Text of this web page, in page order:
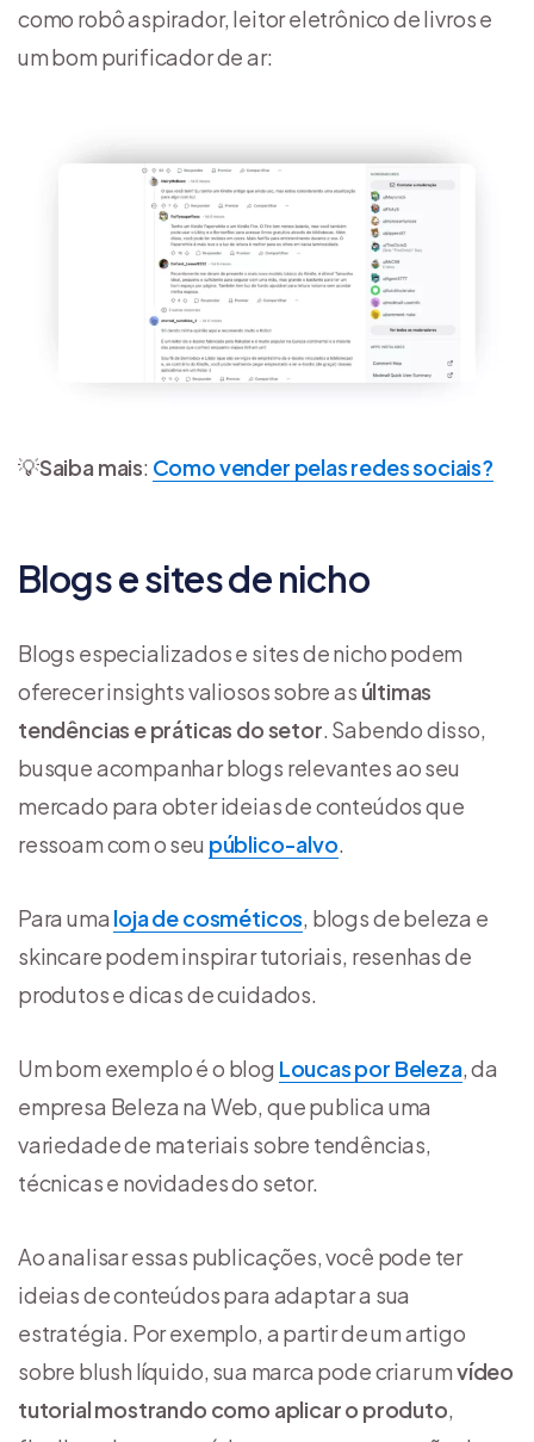
como robô aspirador, leitor eletrônico de livros e
um bom purificador de ar:
💡Saiba mais: Como vender pelas redes sociais?
Blogs e sites de nicho
Blogs especializados e sites de nicho podem
oferecer insights valiosos sobre as últimas
tendências e práticas do setor. Sabendo disso,
busque acompanhar blogs relevantes ao seu
mercado para obter ideias de conteúdos que
ressoam com o seu público-alvo.
Para uma loja de cosméticos, blogs de beleza e
skincare podem inspirar tutoriais, resenhas de
produtos e dicas de cuidados.
Um bom exemplo é o blog Loucas por Beleza, da
empresa Beleza na Web, que publica uma
variedade de materiais sobre tendências,
técnicas e novidades do setor.
Ao analisar essas publicações, você pode ter
ideias de conteúdos para adaptar a sua
estratégia. Por exemplo, a partir de um artigo
sobre blush líquido, sua marca pode criar umvídeo
tutorial mostrando como aplicar o produto,